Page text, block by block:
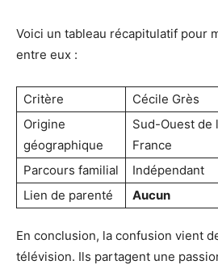
Voici un tableau récapitulatif pour
entre eux :
Critère Cécile Grès
Origine
géographique
Sud-Ouest de
France
Parcours familial
Indépendant
Lien de parenté
Aucun
En conclusion, la confusion vient
télévision. Ils partagent une